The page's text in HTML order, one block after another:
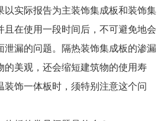
以实际报告为主装饰集成板和装饰集
且在使用一段时间后，不可避免地会
泄漏的问题。隔热装饰集成板的渗漏
的美观，还会缩短建筑物的使用寿
装饰一体板时，须特别注意这个问